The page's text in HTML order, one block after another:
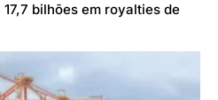
bilhões em royalties de